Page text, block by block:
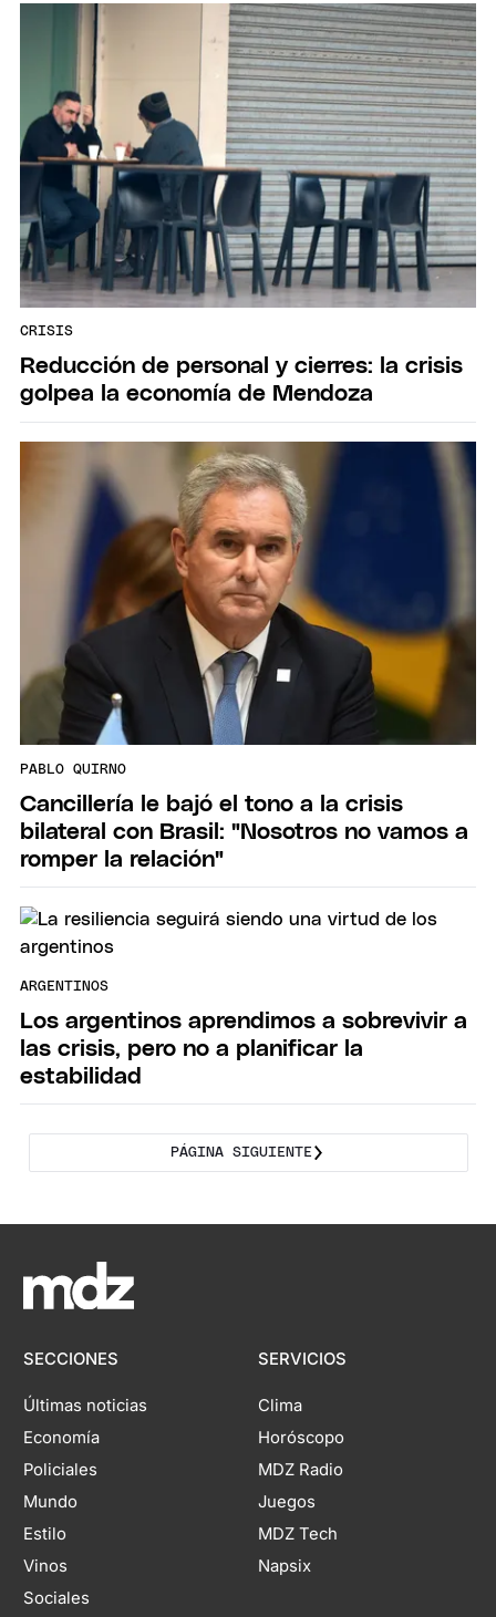
CRISIS
Reducción de personal y cierres: la crisis
golpea la economía de Mendoza
PABLO QUIRNO
Cancillería le bajó el tono a la crisis
bilateral con Brasil: "Nosotros no vamos a
romper la relación"
ARGENTINOS
Los argentinos aprendimos a sobrevivir a
las crisis, pero no a planificar la
estabilidad
PÁGINA SIGUIENTE
SECCIONES
Últimas noticias
Economía
Policiales
Mundo
Estilo
Vinos
Sociales
SERVICIOS
Clima
Horóscopo
MDZ Radio
Juegos
MDZ Tech
Napsix